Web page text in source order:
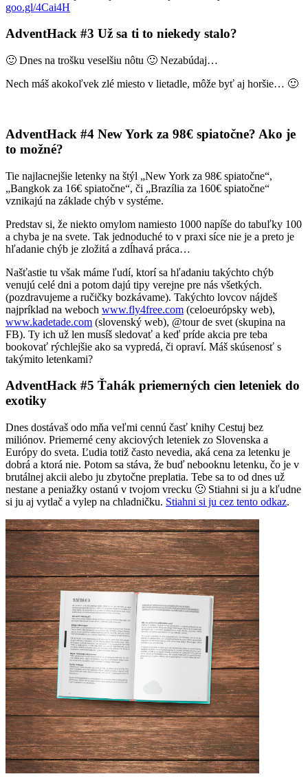
goo.gl/4Cai4H
AdventHack #3 Už sa ti to niekedy stalo?
🙂 Dnes na trošku veselšiu nôtu 🙂 Nezabúdaj…
Nech máš akokoľvek zlé miesto v lietadle, môže byť aj horšie… 🙂
AdventHack #4 New York za 98€ spiatočne? Ako je
to možné?
Tie najlacnejšie letenky na štýl „New York za 98€ spiatočne“,
„Bangkok za 16€ spiatočne“, či „Brazília za 160€ spiatočne“
vznikajú na základe chýb v systéme.
Predstav si, že niekto omylom namiesto 1000 napíše do tabuľky 100
a chyba je na svete. Tak jednoduché to v praxi síce nie je a preto je
hľadanie chýb je zložitá a zdĺhavá práca…
Našťastie tu však máme ľudí, ktorí sa hľadaniu takýchto chýb
venujú celé dni a potom dajú tipy verejne pre nás všetkých.
(pozdravujeme a ručičky bozkávame). Takýchto lovcov nájdeš
najpríklad na weboch www.fly4free.com (celoeurópsky web),
www.kadetade.com (slovenský web), @tour de svet (skupina na
FB). Ty ich už len musíš sledovať a keď príde akcia pre teba
bookovať rýchlejšie ako sa vypredá, či opraví. Máš skúsenosť s
takýmito letenkami?
AdventHack #5 Ťahák priemerných cien leteniek do
exotiky
Dnes dostávaš odo mňa veľmi cennú časť knihy Cestuj bez
miliónov. Priemerné ceny akciových leteniek zo Slovenska a
Európy do sveta. Ľudia totiž často nevedia, aká cena za letenku je
dobrá a ktorá nie. Potom sa stáva, že buď nebooknu letenku, čo je v
brutálnej akcii alebo ju zbytočne preplatia. Tebe sa to od dnes už
nestane a peniažky ostanú v tvojom vrecku 🙂 Stiahni si ju a kľudne
si ju aj vytlač a vylep na chladničku. Stiahni si ju cez tento odkaz.